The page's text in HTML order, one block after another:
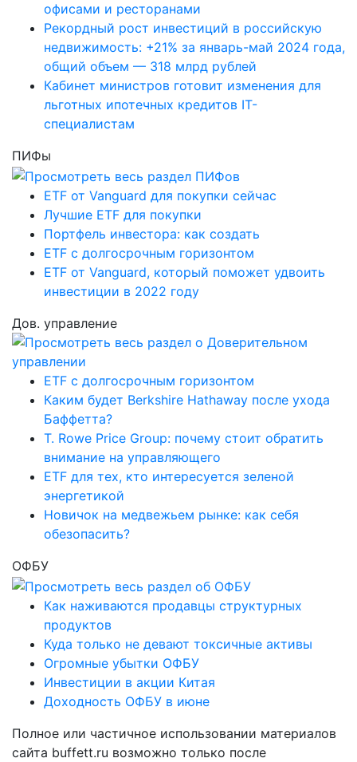
офисами и ресторанами
Рекордный рост инвестиций в российскую
недвижимость: +21% за январь-май 2024 года,
общий объем — 318 млрд рублей
Кабинет министров готовит изменения для
льготных ипотечных кредитов IT-
специалистам
ПИФы
ETF от Vanguard для покупки сейчас
Лучшие ETF для покупки
Портфель инвестора: как создать
ETF с долгосрочным горизонтом
ETF от Vanguard, который поможет удвоить
инвестиции в 2022 году
Дов. управление
ETF с долгосрочным горизонтом
Каким будет Berkshire Hathaway после ухода
Баффетта?
T. Rowe Price Group: почему стоит обратить
внимание на управляющего
ETF для тех, кто интересуется зеленой
энергетикой
Новичок на медвежьем рынке: как себя
обезопасить?
ОФБУ
Как наживаются продавцы структурных
продуктов
Куда только не девают токсичные активы
Огромные убытки ОФБУ
Инвестиции в акции Китая
Доходность ОФБУ в июне
Полное или частичное использовании материалов
сайта buffett.ru возможно только после